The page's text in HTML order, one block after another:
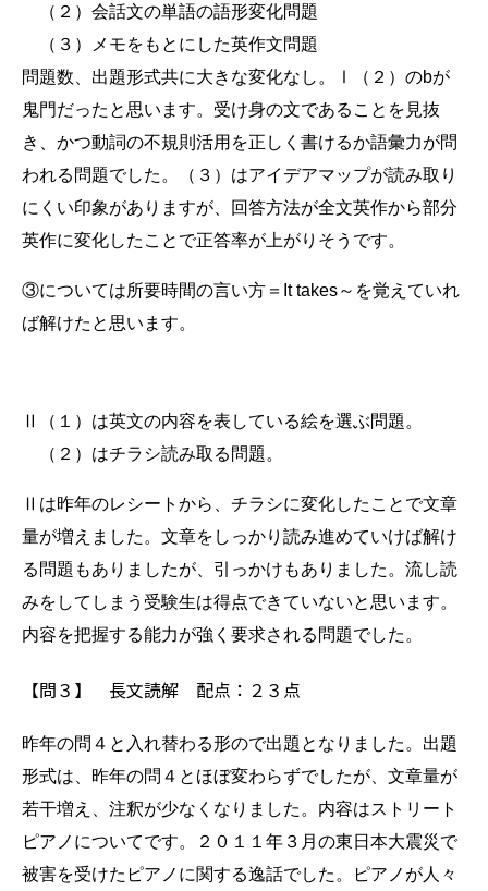
（２）会話文の単語の語形変化問題
（３）メモをもとにした英作文問題
問題数、出題形式共に大きな変化なし。Ⅰ（２）のbが
鬼門だったと思います。受け身の文であることを見抜
き、かつ動詞の不規則活用を正しく書けるか語彙力が問
われる問題でした。（３）はアイデアマップが読み取り
にくい印象がありますが、回答方法が全文英作から部分
英作に変化したことで正答率が上がりそうです。
③については所要時間の言い方＝It takes～を覚えていれ
ば解けたと思います。
Ⅱ（１）は英文の内容を表している絵を選ぶ問題。
（２）はチラシ読み取る問題。
Ⅱは昨年のレシートから、チラシに変化したことで文章
量が増えました。文章をしっかり読み進めていけば解け
る問題もありましたが、引っかけもありました。流し読
みをしてしまう受験生は得点できていないと思います。
内容を把握する能力が強く要求される問題でした。
【問３】 長文読解 配点：２３点
昨年の問４と入れ替わる形ので出題となりました。出題
形式は、昨年の問４とほぼ変わらずでしたが、文章量が
若干増え、注釈が少なくなりました。内容はストリート
ピアノについてです。２０１１年３月の東日本大震災で
被害を受けたピアノに関する逸話でした。ピアノが人々